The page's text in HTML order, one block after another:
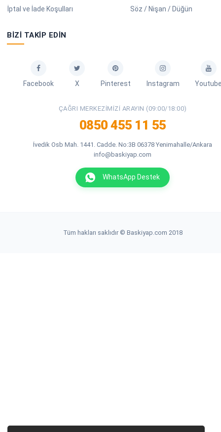
İptal ve İade Koşulları Söz / Nişan / Düğün
BIZI TAKIP EDIN
Facebook X Pinterest Instagram
ÇAĞRI MERKEZIMIZI ARAYIN (09:00/18:00)
0850 455 11 55
İvedik Osb Mah. 1441. Cadde. No:3B 06378 Yenimahalle/Ankara
info@baskiyap.com
WhatsApp Destek
Tüm hakları saklıdır © Baskiyap.com 2018